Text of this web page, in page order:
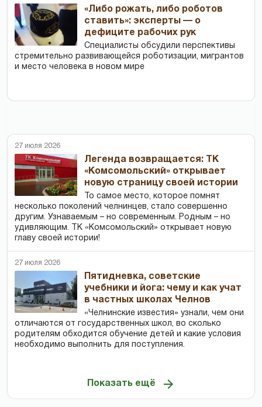
«Либо рожать, либо роботов
ставить»: эксперты — о
дефиците рабочих рук
Специалисты обсудили перспективы
стремительно развивающейся роботизации, мигрантов
и место человека в новом мире
27 июля 2026
Легенда возвращается: ТК
«Комсомольский» открывает
новую страницу своей истории
То самое место, которое помнят
несколько поколений челнинцев, стало совершенно
другим. Узнаваемым – но современным. Родным – но
удивляющим. ТК «Комсомольский» открывает новую
главу своей истории!
27 июля 2026
Пятидневка, советские
учебники и йога: чему и как учат
в частных школах Челнов
«Челнинские известия» узнали, чем они
отличаются от государственных школ, во сколько
родителям обходится обучение детей и какие условия
необходимо выполнить для поступления.
Показать ещё